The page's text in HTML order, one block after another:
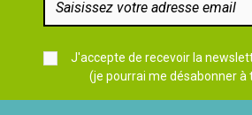
J'accepte de recevoir la
(je pourrai me désabonner